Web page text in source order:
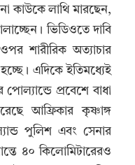
কাউকে লাথি মারছেন,
ভিডিওতে দাবি
শারীরিক অত্যাচার
এদিকে ইতিমধ্যেই
প্রবেশে বাধা
আফ্রিকার কৃষ্ণাঙ্গ
পুলিশ এবং সেনার
৪০ কিলোমিটারেরও